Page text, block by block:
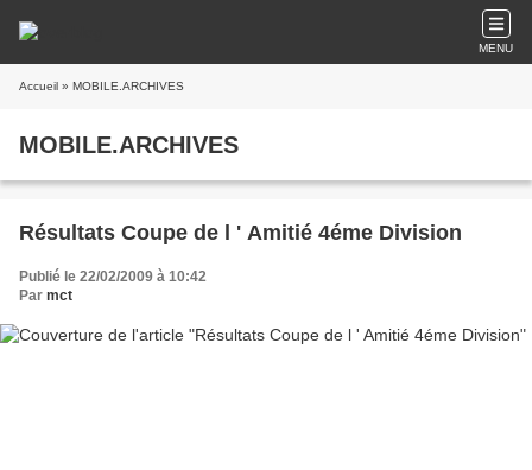
MENU
Accueil » MOBILE.ARCHIVES
MOBILE.ARCHIVES
Résultats Coupe de l ' Amitié 4éme Division
Publié le 22/02/2009 à 10:42
Par mct